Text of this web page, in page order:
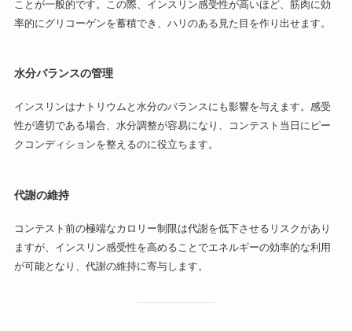
ことが一般的です。この際、インスリン感受性が高いほど、筋肉に効
率的にグリコーゲンを蓄積でき、ハリのある見た目を作り出せます。
水分バランスの管理
インスリンはナトリウムと水分のバランスにも影響を与えます。感受
性が適切である場合、水分調整が容易になり、コンテスト当日にピー
クコンディションを整えるのに役立ちます。
代謝の維持
コンテスト前の極端なカロリー制限は代謝を低下させるリスクがあり
ますが、インスリン感受性を高めることでエネルギーの効率的な利用
が可能となり、代謝の維持に寄与します。